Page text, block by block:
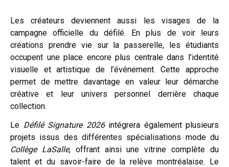
Les créateurs deviennent aussi les visages de la
campagne officielle du défilé. En plus de voir leurs
créations prendre vie sur la passerelle, les étudiants
occupent une place encore plus centrale dans l’identité
visuelle et artistique de l’événement. Cette approche
permet de mettre davantage en valeur leur démarche
créative et leur univers personnel derrière chaque
collection.
Le Défilé Signature 2026intégrera également plusieurs
projets issus des différentes spécialisations mode du
Collège LaSalle, offrant ainsi une vitrine complète du
talent et du savoir-faire de la relève montréalaise. Le